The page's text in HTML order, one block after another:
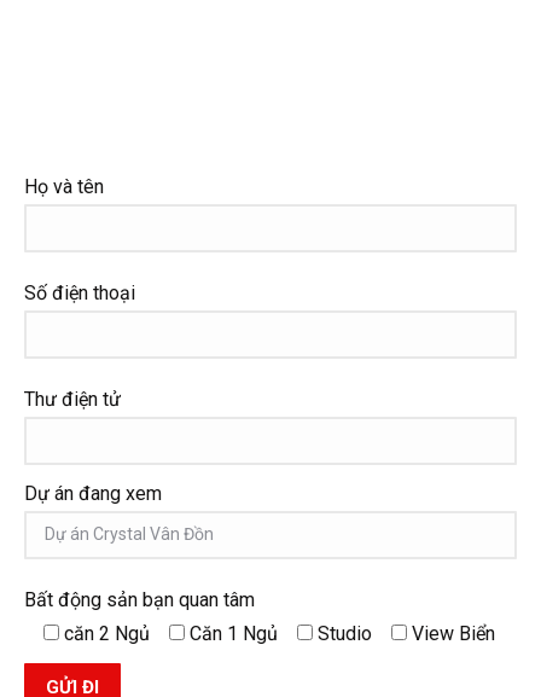
Họ và tên
Số điện thoại
Thư điện tử
Dự án đang xem
Bất động sản bạn quan tâm
căn 2 Ngủ
Căn 1 Ngủ Studio View Biển